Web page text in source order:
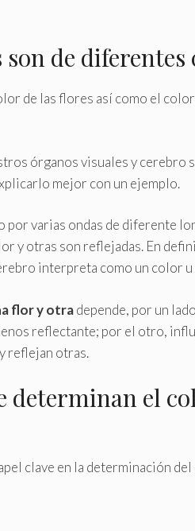
de diferentes
de las flores así como el
órganos visuales y cerebro
mejor con un ejemplo.
por varias ondas de diferente
y otras son reflejadas. En
interpreta como un color
flor y otradepende, por un
reflectante; por el otro,
reflejan otras.
determinan el
clave en la determinación